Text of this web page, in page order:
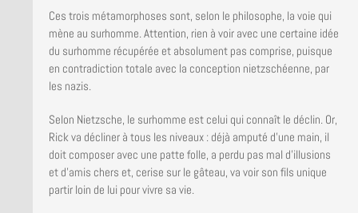
Ces trois métamorphoses sont, selon le philosophe, la voie qui
mène au surhomme. Attention, rien à voir avec une certaine idée
du surhomme récupérée et absolument pas comprise, puisque
en contradiction totale avec la conception nietzschéenne, par
les nazis.
Selon Nietzsche, le surhomme est celui qui connaît le déclin. Or,
Rick va décliner à tous les niveaux : déjà amputé d’une main, il
doit composer avec une patte folle, a perdu pas mal d’illusions
et d’amis chers et, cerise sur le gâteau, va voir son fils unique
partir loin de lui pour vivre sa vie.